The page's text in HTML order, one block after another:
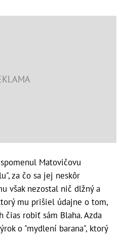
Matovičovu
za čo sa jej neskôr
však nezostal nič dlžný a
mu prišiel údajne o tom,
čias robiť sám Blaha. Azda
o "mydlení barana", ktorý